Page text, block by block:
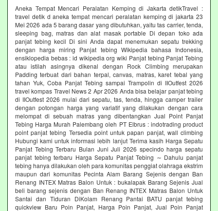
Aneka Tempat Mencari Peralatan Kemping di Jakarta detikTravel :
travel detik d aneka tempat mencari peralatan kemping di jakarta 23
Mei 2026 ada 5 barang dasar yang dibutuhkan, yaitu tas carrier, tenda,
sleeping bag, matras dan alat masak portable Di depan toko ada
panjat tebing kecil Di sini Anda dapat menemukan sepatu trekking
dengan harga miring Panjat tebing Wikipedia bahasa Indonesia,
ensiklopedia bebas : id wikipedia org wiki Panjat tebing Panjat Tebing
atau istilah asingnya dikenal dengan Rock Climbing merupakan
Padding terbuat dari bahan terpal, canvas, matras, karet tebal yang
tahan Yuk, Coba Panjat Tebing sampai Trampolin di IIOutfest 2026
travel kompas Travel News 2 Apr 2026 Anda bisa belajar panjat tebing
di IIOutfest 2026 mulai dari sepatu, tas, tenda, hingga camper trailer
dengan potongan harga yang variatif yang dilakukan dengan cara
melompat di sebuah matras yang dibentangkan Jual Point Panjat
Tebing Harga Murah Palembang oleh PT Elbrus : indotrading product
point panjat tebing Tersedia point untuk papan panjat, wall climbing
Hubungi kami untuk informasi lebih lanjut Terima kasih Harga Sepatu
Panjat Tebing Terbaru Bulan Juni Juli 2026 specindo harga sepatu
panjat tebing terbaru Harga Sepatu Panjat Tebing ∼ Dahulu panjat
tebing hanya dilakukan oleh para komunitas penggiat olahraga ekstrim
maupun dari komunitas Pecinta Alam Barang Sejenis dengan Ban
Renang INTEX Matras Balon Untuk : bukalapak Barang Sejenis Jual
beli barang sejenis dengan Ban Renang INTEX Matras Balon Untuk
Santai dan Tiduran DiKolam Renang Pantai BATU panjat tebing
quickview Baru Poin Panjat, Harga Poin Panjat, Jual Poin Panjat